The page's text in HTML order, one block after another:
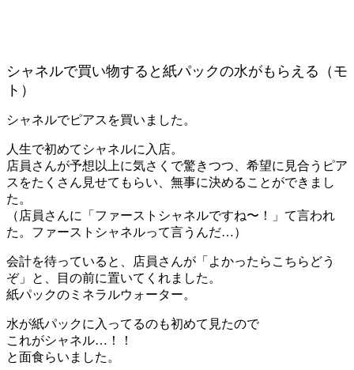
シャネルで買い物すると紙パックの水がもらえる（モ
ト）
シャネルでピアスを買いました。
人生で初めてシャネルに入店。
店員さんが予想以上に気さくで驚きつつ、希望に見合うピア
スをたくさん見せてもらい、無事に決めることができまし
た。
（店員さんに「ファーストシャネルですね〜！」て言われ
た。ファーストシャネルって言うんだ…）
会計を待っていると、店員さんが「よかったらこちらどう
ぞ」と、目の前に置いてくれました。
紙パックのミネラルウォーター。
水が紙パックに入ってるのも初めて見たので
これがシャネル…！！
と面食らいました。